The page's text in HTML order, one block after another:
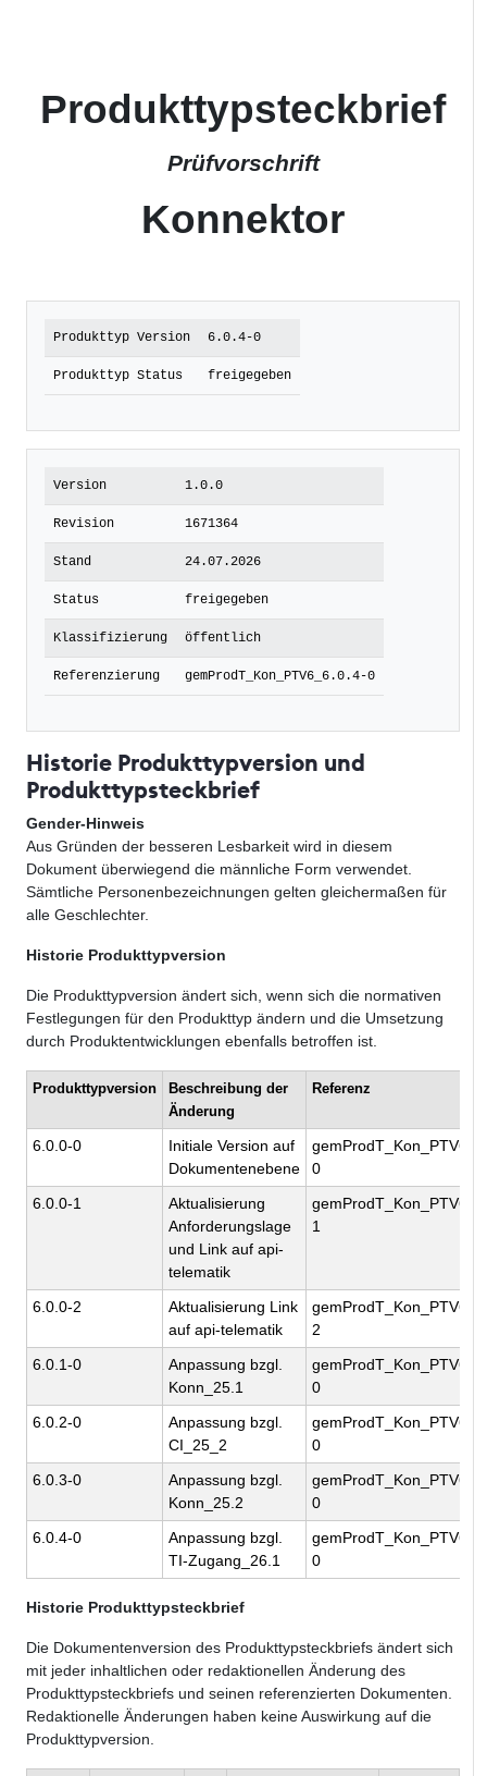
Produkttypsteckbrief
Prüfvorschrift
Konnektor
Produkttyp Version 6.0.4-0
Produkttyp Status freigegeben
Version 1.0.0
Revision 1671364
Stand 24.07.2026
Status freigegeben
Klassifizierung öffentlich
Referenzierung gemProdT_Kon_PTV6_6.0.4-0
Historie Produkttypversion und
Produkttypsteckbrief
Gender-Hinweis
Aus Gründen der besseren Lesbarkeit wird in diesem
Dokument überwiegend die männliche Form verwendet.
Sämtliche Personenbezeichnungen gelten gleichermaßen für
alle Geschlechter.
Historie Produkttypversion
Die Produkttypversion ändert sich, wenn sich die normativen
Festlegungen für den Produkttyp ändern und die Umsetzung
durch Produktentwicklungen ebenfalls betroffen ist.
Produkttypversion
Beschreibung der
Änderung
Referenz
6.0.0-0
Initiale Version auf
Dokumentenebene
0
6.0.0-1
Aktualisierung
Anforderungslage
und Link auf api-
telematik
1
6.0.0-2
Aktualisierung Link
auf api-telematik
2
6.0.1-0
Anpassung bzgl.
Konn_25.1
0
6.0.2-0
Anpassung bzgl.
CI_25_2
0
6.0.3-0
Anpassung bzgl.
Konn_25.2
0
6.0.4-0
Anpassung bzgl.
TI-Zugang_26.1
0
Historie Produkttypsteckbrief
Die Dokumentenversion des Produkttypsteckbriefs ändert sich
mit jeder inhaltlichen oder redaktionellen Änderung des
Produkttypsteckbriefs und seinen referenzierten Dokumenten.
Redaktionelle Änderungen haben keine Auswirkung auf die
Produkttypversion.